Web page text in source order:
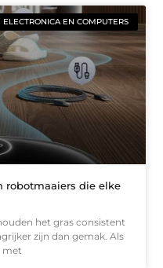
ELECTRONICA EN COMPUTERS
robotmaaiers die elke
het gras consistent
zijn dan gemak. Als
met